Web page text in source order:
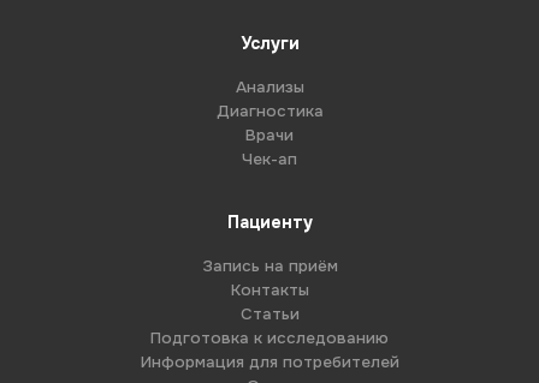
Услуги
Анализы
Диагностика
Врачи
Чек-ап
Пациенту
Запись на приём
Контакты
Статьи
Подготовка к исследованию
Информация для потребителей